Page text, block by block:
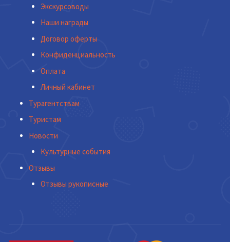
Экскурсоводы
Наши награды
Договор оферты
Конфиденциальность
Оплата
Личный кабинет
Турагентствам
Туристам
Новости
Культурные события
Отзывы
Отзывы рукописные